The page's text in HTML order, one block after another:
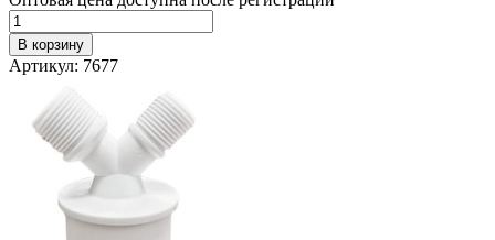
В корзину
Артикул: 7677